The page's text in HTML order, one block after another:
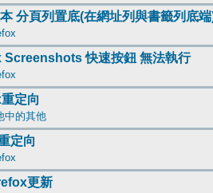
分頁列置底(在網址列與書籤列底
Screenshots 快速按鈕 無法執行
定向
中的其他
定向
更新